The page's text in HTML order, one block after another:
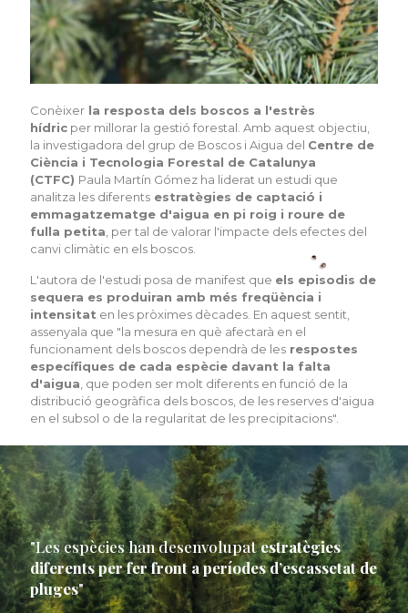
Conèixer la resposta dels boscos a l'estrès
hídric per millorar la gestió forestal. Amb aquest objectiu,
la investigadora del grup de Boscos i Aigua del Centre de
Ciència i Tecnologia Forestal de Catalunya
(CTFC) Paula Martín Gómez ha liderat un estudi que
analitza les diferents estratègies de captació i
emmagatzematge d'aigua en pi roig i roure de
fulla petita , per tal de valorar l'impacte dels efectes del
canvi climàtic en els boscos.
L'autora de l'estudi posa de manifest que els episodis de
sequera es produiran amb més freqüència i
intensitat en les pròximes dècades. En aquest sentit,
assenyala que "la mesura en què afectarà en el
funcionament dels boscos dependrà de les respostes
específiques de cada espècie davant la falta
d'aigua , que poden ser molt diferents en funció de la
distribució geogràfica dels boscos, de les reserves d'aigua
en el subsol o de la regularitat de les precipitacions".
"Les espècies han desenvolupatestratègies
diferents per fer front a períodes d’escassetat de
pluges"